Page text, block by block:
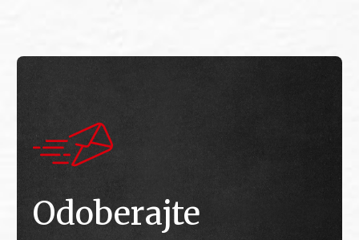
Odoberajte